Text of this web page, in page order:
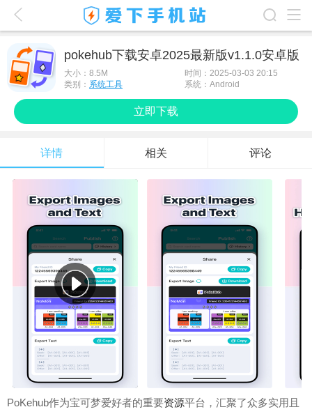
应用排行榜
最新游戏
最新应用
手机使用
pokehub下载安卓2025最新版v1.1.0安卓版
大小： 8.5M
时间：2025-03-03 20:15
类别： 系统工具 系统：Android
立即下载
详情 相关 评论
PoKehub作为宝可梦爱好者的重要资源平台，汇聚了众多实用且